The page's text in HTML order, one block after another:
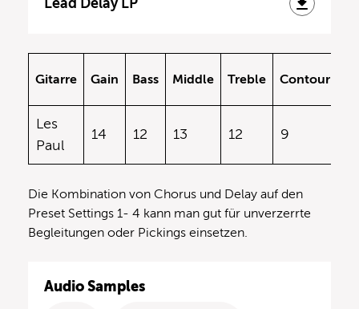
Gitarre Gain Bass Middle Treble Contour
Les
Paul
14 12 13 12 9
Die Kombination von Chorus und Delay auf den
Preset Settings 1- 4 kann man gut für unverzerrte
Begleitungen oder Pickings einsetzen.
Audio Samples